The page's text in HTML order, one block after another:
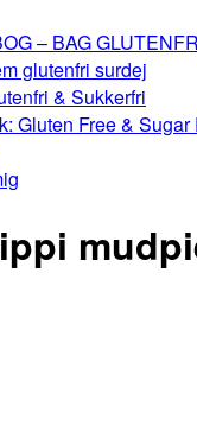
– BAG
glutenfri surdej
& Sukkerfri
Gluten Free & Sugar